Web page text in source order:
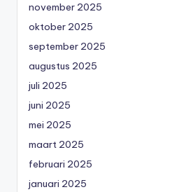
november 2025
oktober 2025
september 2025
augustus 2025
juli 2025
juni 2025
mei 2025
maart 2025
februari 2025
januari 2025